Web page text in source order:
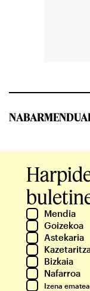
Mendia
Goizekoa
Astekaria
Bizkaia
Nafarroa
Izena